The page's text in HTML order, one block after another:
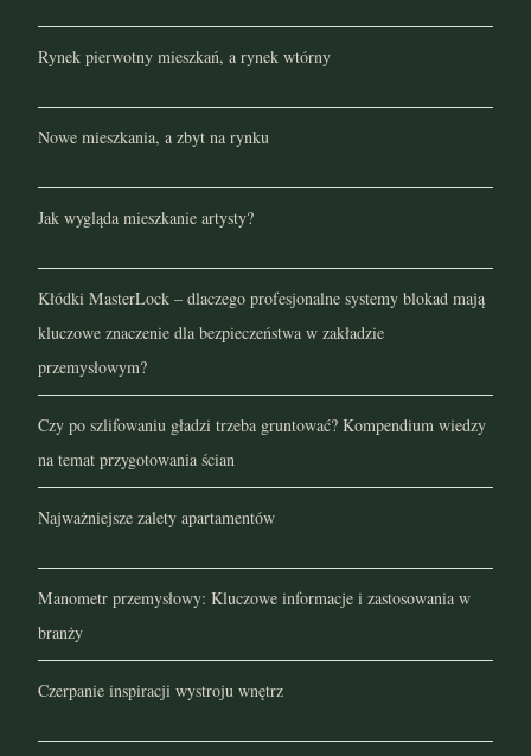
Rynek pierwotny mieszkań, a rynek wtórny
Nowe mieszkania, a zbyt na rynku
Jak wygląda mieszkanie artysty?
Kłódki MasterLock – dlaczego profesjonalne systemy blokad mają
kluczowe znaczenie dla bezpieczeństwa w zakładzie
przemysłowym?
Czy po szlifowaniu gładzi trzeba gruntować? Kompendium wiedzy
na temat przygotowania ścian
Najważniejsze zalety apartamentów
Manometr przemysłowy: Kluczowe informacje i zastosowania w
branży
Czerpanie inspiracji wystroju wnętrz